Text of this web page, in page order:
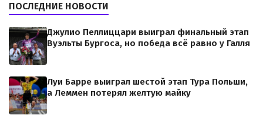
ПОСЛЕДНИЕ НОВОСТИ
Джулио Пеллиццари выиграл финальный этап
Вуэльты Бургоса, но победа всё равно у Галля
Луи Барре выиграл шестой этап Тура Польши,
а Леммен потерял желтую майку